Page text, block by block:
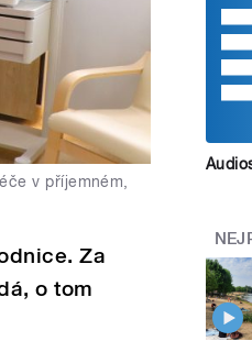
v příjemném,
Za
o tom